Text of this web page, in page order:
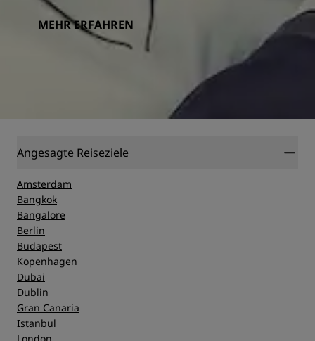
MEHR ERFAHREN
Angesagte Reiseziele
Amsterdam
Bangkok
Bangalore
Berlin
Budapest
Kopenhagen
Dubai
Dublin
Gran Canaria
Istanbul